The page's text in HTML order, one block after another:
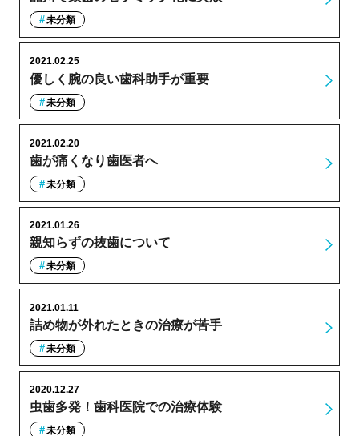
未分類
優しく腕の良い歯科助手が重要
2021.02.25
未分類
歯が痛くなり歯医者へ
2021.02.20
未分類
親知らずの抜歯について
2021.01.26
未分類
詰め物が外れたときの治療が苦手
2021.01.11
未分類
虫歯多発！歯科医院での治療体験
2020.12.27
未分類